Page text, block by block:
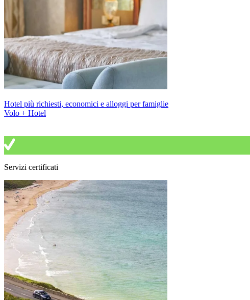
Hotel più richiesti, economici e alloggi per famiglie
Volo + Hotel
Servizi certificati